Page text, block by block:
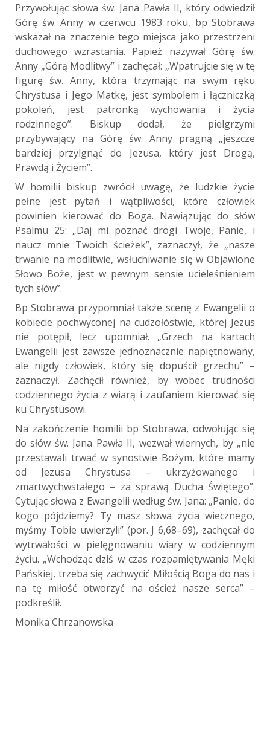
Przywołując słowa św. Jana Pawła II, który odwiedził
Górę św. Anny w czerwcu 1983 roku, bp Stobrawa
wskazał na znaczenie tego miejsca jako przestrzeni
duchowego wzrastania. Papież nazywał Górę św.
Anny „Górą Modlitwy” i zachęcał: „Wpatrujcie się w tę
figurę św. Anny, która trzymając na swym ręku
Chrystusa i Jego Matkę, jest symbolem i łączniczką
pokoleń, jest patronką wychowania i życia
rodzinnego”. Biskup dodał, że pielgrzymi
przybywający na Górę św. Anny pragną „jeszcze
bardziej przylgnąć do Jezusa, który jest Drogą,
Prawdą i Życiem”.
W homilii biskup zwrócił uwagę, że ludzkie życie
pełne jest pytań i wątpliwości, które człowiek
powinien kierować do Boga. Nawiązując do słów
Psalmu 25: „Daj mi poznać drogi Twoje, Panie, i
naucz mnie Twoich ścieżek”, zaznaczył, że „nasze
trwanie na modlitwie, wsłuchiwanie się w Objawione
Słowo Boże, jest w pewnym sensie ucieleśnieniem
tych słów”.
Bp Stobrawa przypomniał także scenę z Ewangelii o
kobiecie pochwyconej na cudzołóstwie, której Jezus
nie potępił, lecz upomniał. „Grzech na kartach
Ewangelii jest zawsze jednoznacznie napiętnowany,
ale nigdy człowiek, który się dopuścił grzechu” –
zaznaczył. Zachęcił również, by wobec trudności
codziennego życia z wiarą i zaufaniem kierować się
ku Chrystusowi.
Na zakończenie homilii bp Stobrawa, odwołując się
do słów św. Jana Pawła II, wezwał wiernych, by „nie
przestawali trwać w synostwie Bożym, które mamy
od Jezusa Chrystusa – ukrzyżowanego i
zmartwychwstałego – za sprawą Ducha Świętego”.
Cytując słowa z Ewangelii według św. Jana: „Panie, do
kogo pójdziemy? Ty masz słowa życia wiecznego,
myśmy Tobie uwierzyli” (por. J 6,68–69), zachęcał do
wytrwałości w pielęgnowaniu wiary w codziennym
życiu. „Wchodząc dziś w czas rozpamiętywania Męki
Pańskiej, trzeba się zachwycić Miłością Boga do nas i
na tę miłość otworzyć na oścież nasze serca” –
podkreślił.
Monika Chrzanowska